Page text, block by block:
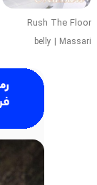
Rush The Floor
belly | Massari